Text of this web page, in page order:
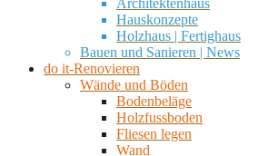
Architektenhaus
Hauskonzepte
Holzhaus | Fertighaus
Bauen und Sanieren | News
do it-Renovieren
Wände und Böden
Bodenbeläge
Holzfussboden
Fliesen legen
Wand